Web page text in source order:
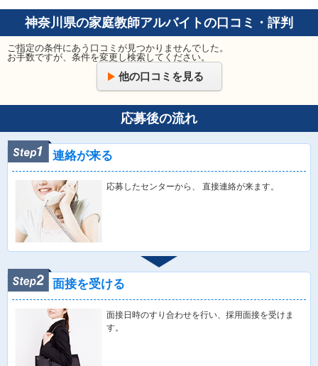
神奈川県の家庭教師アルバイトの口コミ・評判
ご指定の条件にあう口コミが見つかりませんでした。
お手数ですが、条件を変更し検索してください。
他の口コミを見る
応募後の流れ
連絡が来る
応募したセンターから、 直接連絡が来ます。
面接を受ける
面接日時のすり合わせを行い、採用面接を受けま
す。